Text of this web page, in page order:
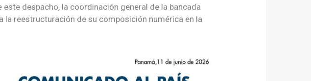
despacho, la coordinación general de la bancada
reestructuración de su composición numérica en la